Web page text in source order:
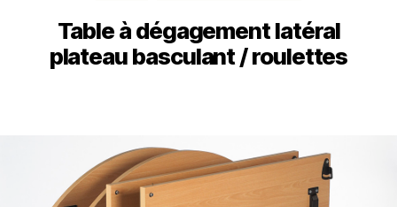
Table à dégagement latéral
plateau basculant / roulettes